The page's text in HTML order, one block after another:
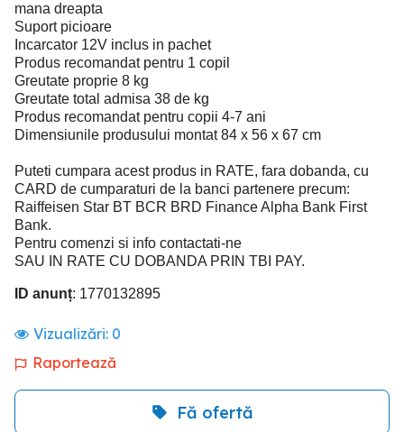
mana dreapta
Suport picioare
Incarcator 12V inclus in pachet
Produs recomandat pentru 1 copil
Greutate proprie 8 kg
Greutate total admisa 38 de kg
Produs recomandat pentru copii 4-7 ani
Dimensiunile produsului montat 84 x 56 x 67 cm
Puteti cumpara acest produs in RATE, fara dobanda, cu
CARD de cumparaturi de la banci partenere precum:
Raiffeisen Star BT BCR BRD Finance Alpha Bank First
Bank.
Pentru comenzi si info contactati-ne
SAU IN RATE CU DOBANDA PRIN TBI PAY.
ID anunț: 1770132895
Vizualizări: 0
Raportează
Fă ofertă